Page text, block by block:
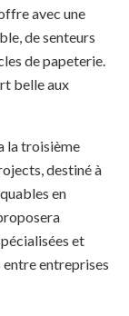
avec une
de senteurs
de papeterie.
belle aux
la troisième
destiné à
en
et
entre entreprises